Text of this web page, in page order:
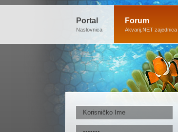
Portal
Naslovnica
Forum
Akvarij.NET zajednica